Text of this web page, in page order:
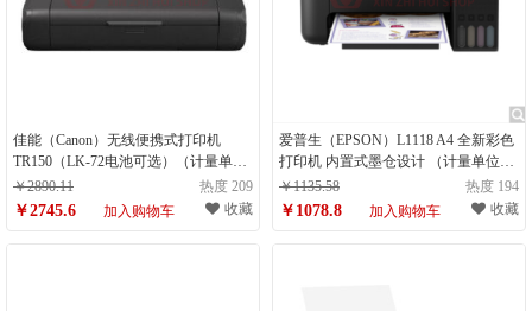
佳能（Canon）无线便携式打印机
TR150（LK-72电池可选）（计量单
位：台）
￥2890.11 热度 209
￥2745.6 加入购物车 收藏
爱普生（EPSON）L1118 A4 全新彩色
打印机 内置式墨仓设计 （计量单位：
台）
￥1135.58 热度 194
￥1078.8 加入购物车 收藏